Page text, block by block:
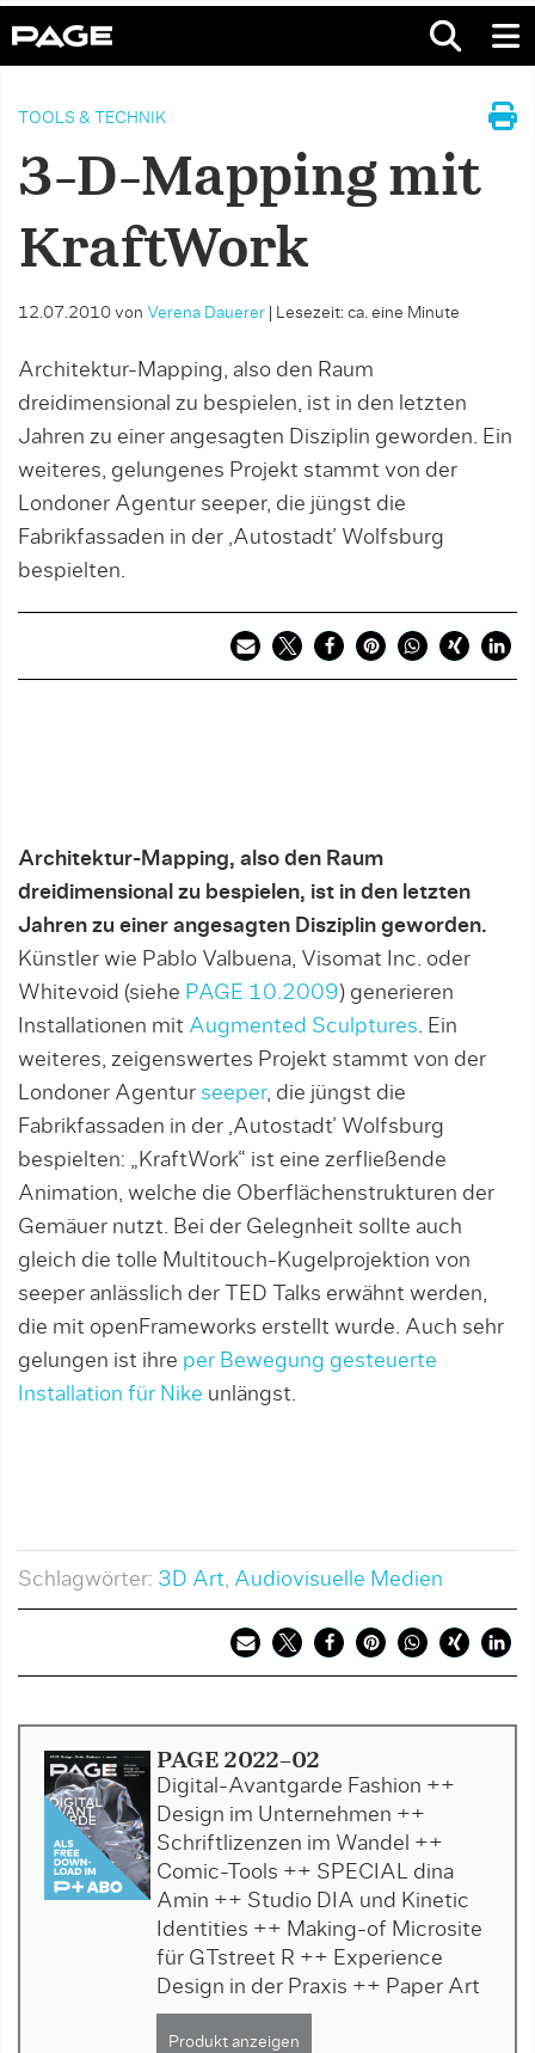
TOOLS & TECHNIK
3-D-Mapping mit
KraftWork
12.07.2010 von Verena Dauerer Lesezeit: ca. eine Minute
Architektur-Mapping, also den Raum
dreidimensional zu bespielen, ist in den letzten
Jahren zu einer angesagten Disziplin geworden. Ein
weiteres, gelungenes Projekt stammt von der
Londoner Agentur seeper, die jüngst die
Fabrikfassaden in der ‚Autostadt’ Wolfsburg
bespielten.
Architektur-Mapping, also den Raum
dreidimensional zu bespielen, ist in den letzten
Jahren zu einer angesagten Disziplin geworden.
Künstler wie Pablo Valbuena, Visomat Inc. oder
Whitevoid (siehe PAGE 10.2009) generieren
Installationen mit Augmented Sculptures. Ein
weiteres, zeigenswertes Projekt stammt von der
Londoner Agentur seeper, die jüngst die
Fabrikfassaden in der ‚Autostadt’ Wolfsburg
bespielten: „KraftWork“ ist eine zerfließende
Animation, welche die Oberflächenstrukturen der
Gemäuer nutzt. Bei der Gelegnheit sollte auch
gleich die tolle Multitouch-Kugelprojektion von
seeper anlässlich der TED Talks erwähnt werden,
die mit openFrameworks erstellt wurde. Auch sehr
gelungen ist ihre per Bewegung gesteuerte
Installation für Nike unlängst.
Schlagwörter: 3D Art, Audiovisuelle Medien
PAGE 2022-02
Digital-Avantgarde Fashion ++
Design im Unternehmen ++
Schriftlizenzen im Wandel ++
Comic-Tools ++ SPECIAL dina
Amin ++ Studio DIA und Kinetic
Identities ++ Making-of Microsite
für GTstreet R ++ Experience
Design in der Praxis ++ Paper Art
Produkt anzeigen